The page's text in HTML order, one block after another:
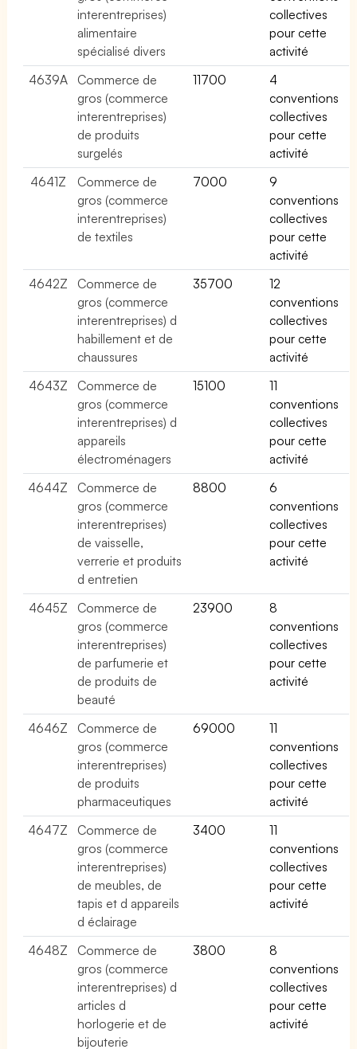
interentreprises)
alimentaire
spécialisé divers
collectives
pour cette
activité
4639A
Commerce de
gros (commerce
interentreprises)
de produits
surgelés
11700
4
conventions
collectives
pour cette
activité
4641Z
Commerce de
gros (commerce
interentreprises)
de textiles
7000
9
conventions
collectives
pour cette
activité
4642Z
Commerce de
gros (commerce
interentreprises) d
habillement et de
chaussures
35700
12
conventions
collectives
pour cette
activité
4643Z
Commerce de
gros (commerce
interentreprises) d
appareils
électroménagers
15100
11
conventions
collectives
pour cette
activité
4644Z
Commerce de
gros (commerce
interentreprises)
de vaisselle,
verrerie et produits
d entretien
8800
6
conventions
collectives
pour cette
activité
4645Z
Commerce de
gros (commerce
interentreprises)
de parfumerie et
de produits de
beauté
23900
8
conventions
collectives
pour cette
activité
4646Z
Commerce de
gros (commerce
interentreprises)
de produits
pharmaceutiques
69000
11
conventions
collectives
pour cette
activité
4647Z
Commerce de
gros (commerce
interentreprises)
de meubles, de
tapis et d appareils
d éclairage
3400
11
conventions
collectives
pour cette
activité
4648Z
Commerce de
gros (commerce
interentreprises) d
articles d
horlogerie et de
bijouterie
3800
8
conventions
collectives
pour cette
activité